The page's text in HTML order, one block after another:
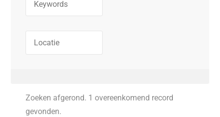
Zoeken afgerond. 1 overeenkomend record
gevonden.